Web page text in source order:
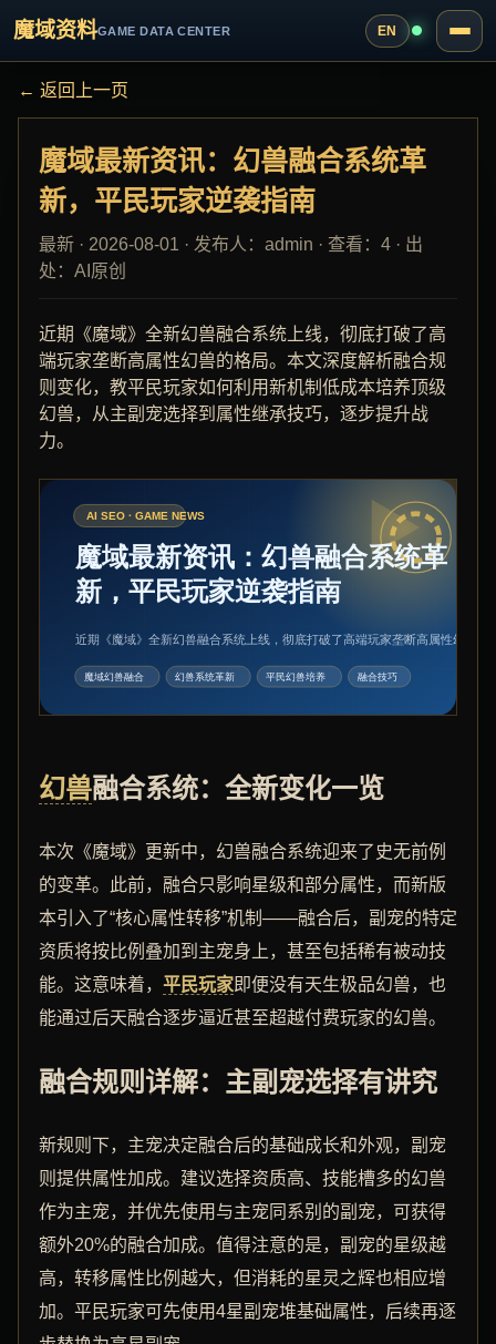
魔域资料GAME DATA CENTER EN
← 返回上一页
魔域最新资讯：幻兽融合系统革
新，平民玩家逆袭指南
最新 · 2026-08-01 · 发布人：admin · 查看：4 · 出
处：AI原创
近期《魔域》全新幻兽融合系统上线，彻底打破了高
端玩家垄断高属性幻兽的格局。本文深度解析融合规
则变化，教平民玩家如何利用新机制低成本培养顶级
幻兽，从主副宠选择到属性继承技巧，逐步提升战
力。
幻兽融合系统：全新变化一览
本次《魔域》更新中，幻兽融合系统迎来了史无前例
的变革。此前，融合只影响星级和部分属性，而新版
本引入了“核心属性转移”机制——融合后，副宠的特定
资质将按比例叠加到主宠身上，甚至包括稀有被动技
能。这意味着， 平民玩家即便没有天生极品幻兽，也
能通过后天融合逐步逼近甚至超越付费玩家的幻兽。
融合规则详解：主副宠选择有讲究
新规则下，主宠决定融合后的基础成长和外观，副宠
则提供属性加成。建议选择资质高、技能槽多的幻兽
作为主宠，并优先使用与主宠同系别的副宠，可获得
额外20%的融合加成。值得注意的是，副宠的星级越
高，转移属性比例越大，但消耗的星灵之辉也相应增
加。平民玩家可先使用4星副宠堆基础属性，后续再逐